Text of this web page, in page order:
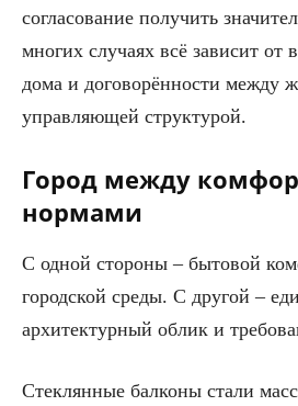
согласование получить
многих случаях всё зависит от
дома и договорённости между
управляющей структурой.
Город между
нормами
С одной стороны – бытовой
городской среды. С другой –
архитектурный облик и
Стеклянные балконы стали